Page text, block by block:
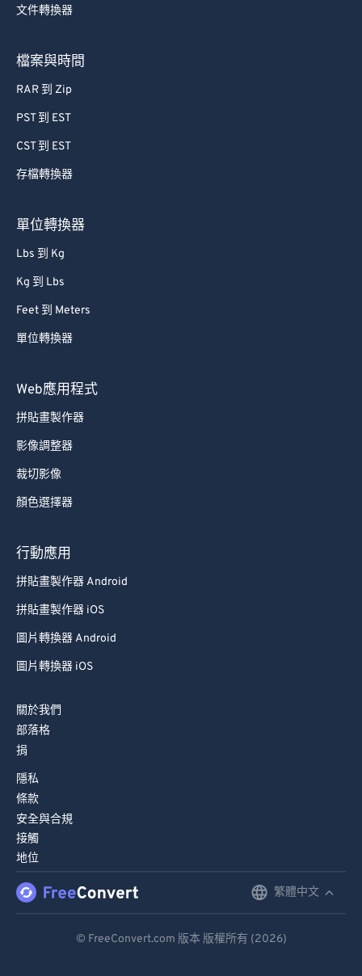
文件轉換器
檔案與時間
RAR 到 Zip
PST 到 EST
CST 到 EST
存檔轉換器
單位轉換器
Lbs 到 Kg
Kg 到 Lbs
Feet 到 Meters
單位轉換器
Web應用程式
拼貼畫製作器
影像調整器
裁切影像
顏色選擇器
行動應用
拼貼畫製作器 Android
拼貼畫製作器 iOS
圖片轉換器 Android
圖片轉換器 iOS
關於我們
部落格
捐
隱私
條款
安全與合規
接觸
地位
繁體中文
© FreeConvert.com 版本 版權所有 (2026)